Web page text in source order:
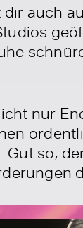
auch
nur
so,